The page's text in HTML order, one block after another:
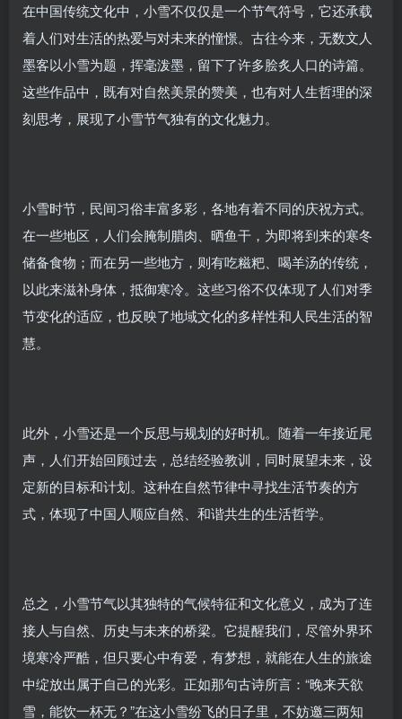
在中国传统文化中，小雪不仅仅是一个节气符号，它还承载
着人们对生活的热爱与对未来的憧憬。古往今来，无数文人
墨客以小雪为题，挥毫泼墨，留下了许多脍炙人口的诗篇。
这些作品中，既有对自然美景的赞美，也有对人生哲理的深
刻思考，展现了小雪节气独有的文化魅力。
小雪时节，民间习俗丰富多彩，各地有着不同的庆祝方式。
在一些地区，人们会腌制腊肉、晒鱼干，为即将到来的寒冬
储备食物；而在另一些地方，则有吃糍粑、喝羊汤的传统，
以此来滋补身体，抵御寒冷。这些习俗不仅体现了人们对季
节变化的适应，也反映了地域文化的多样性和人民生活的智
慧。
此外，小雪还是一个反思与规划的好时机。随着一年接近尾
声，人们开始回顾过去，总结经验教训，同时展望未来，设
定新的目标和计划。这种在自然节律中寻找生活节奏的方
式，体现了中国人顺应自然、和谐共生的生活哲学。
总之，小雪节气以其独特的气候特征和文化意义，成为了连
接人与自然、历史与未来的桥梁。它提醒我们，尽管外界环
境寒冷严酷，但只要心中有爱，有梦想，就能在人生的旅途
中绽放出属于自己的光彩。正如那句古诗所言：“晚来天欲
雪，能饮一杯无？”在这小雪纷飞的日子里，不妨邀三两知